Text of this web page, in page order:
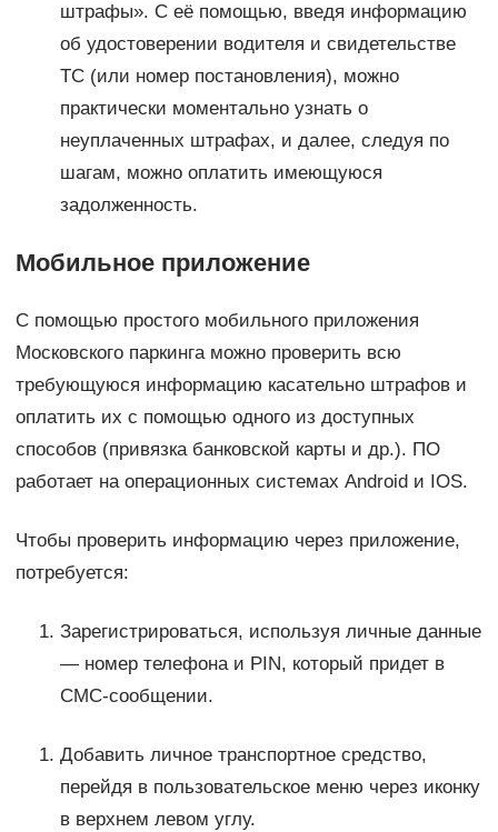
штрафы». С её помощью, введя информацию
об удостоверении водителя и свидетельстве
ТС (или номер постановления), можно
практически моментально узнать о
неуплаченных штрафах, и далее, следуя по
шагам, можно оплатить имеющуюся
задолженность.
Мобильное приложение
С помощью простого мобильного приложения
Московского паркинга можно проверить всю
требующуюся информацию касательно штрафов и
оплатить их с помощью одного из доступных
способов (привязка банковской карты и др.). ПО
работает на операционных системах Android и IOS.
Чтобы проверить информацию через приложение,
потребуется:
Зарегистрироваться, используя личные данные
— номер телефона и PIN, который придет в
СМС-сообщении.
Добавить личное транспортное средство,
перейдя в пользовательское меню через иконку
в верхнем левом углу.